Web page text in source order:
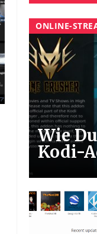
ONLINE-
Wie
Kodi-